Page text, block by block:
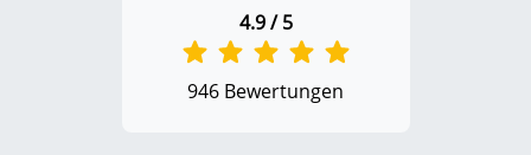
4.9 / 5
946 Bewertungen